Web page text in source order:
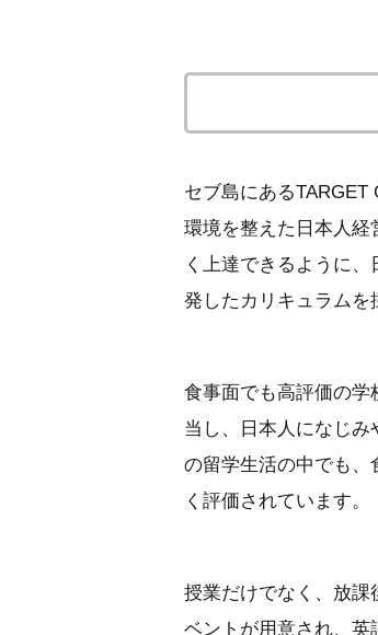
セブ島にあるTARGET
環境を整えた日本人経
く上達できるように
発したカリキュラムを
食事面でも高評価の学
当し、日本人になじ
の留学生活の中でも、
く評価されています。
授業だけでなく、放課
ベントが用意され、英